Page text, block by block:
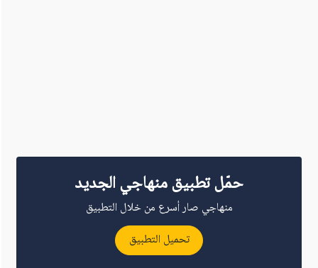
حمّل تطبيق منهاجي الجديد
منهاجي صار أسرع من خلال التطبيق
تحميل التطبيق